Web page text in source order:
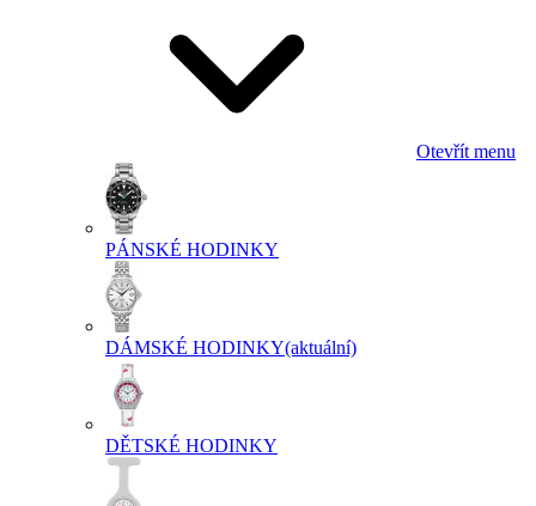
Otevřít menu
PÁNSKÉ HODINKY
DÁMSKÉ HODINKY(aktuální)
DĚTSKÉ HODINKY